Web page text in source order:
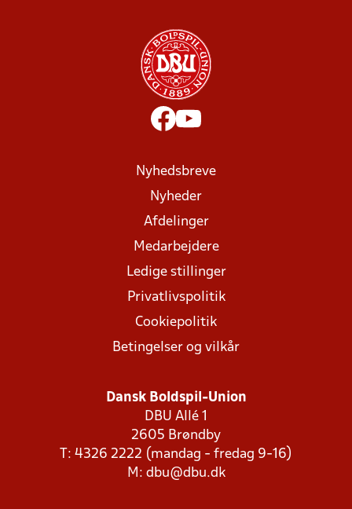
Nyhedsbreve
Nyheder
Afdelinger
Medarbejdere
Ledige stillinger
Privatlivspolitik
Cookiepolitik
Betingelser og vilkår
Dansk Boldspil-Union
DBU Allé 1
2605 Brøndby
T: 4326 2222 (mandag - fredag 9-16)
M: dbu@dbu.dk